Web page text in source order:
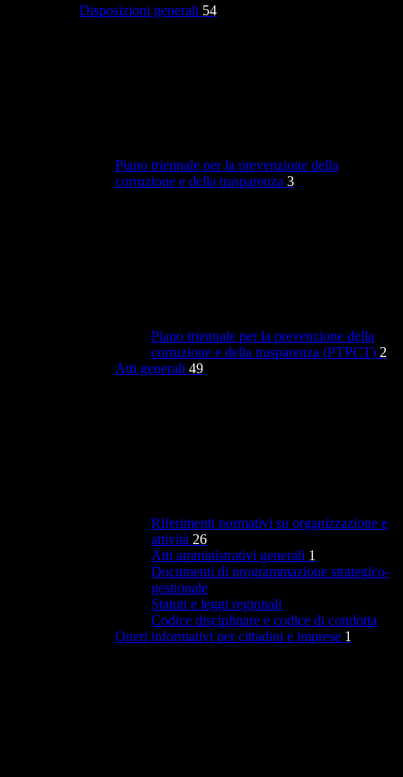
Disposizioni generali 54
Piano triennale per la prevenzione della
corruzione e della trasparenza 3
Piano triennale per la prevenzione della
corruzione e della trasparenza (PTPCT) 2
Atti generali 49
Riferimenti normativi su organizzazione e
attività 26
Atti amministrativi generali 1
Documenti di programmazione strategico-
gestionale
Statuti e leggi regionali
Codice disciplinare e codice di condotta
Oneri informativi per cittadini e imprese 1